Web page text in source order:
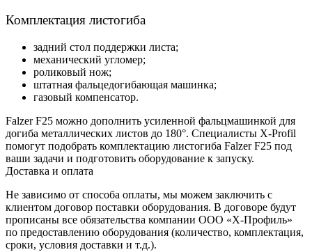
Комплектация листогиба
задний стол поддержки листа;
механический угломер;
роликовый нож;
штатная фальцедогибающая машинка;
газовый компенсатор.
Falzer F25 можно дополнить усиленной фальцмашинкой для
догиба металлических листов до 180°. Специалисты X-Profil
помогут подобрать комплектацию листогиба Falzer F25 под
ваши задачи и подготовить оборудование к запуску.
Доставка и оплата
Не зависимо от способа оплаты, мы можем заключить с
клиентом договор поставки оборудования. В договоре будут
прописаны все обязательства компании ООО «Х-Профиль»
по предоставлению оборудования (количество, комплектация,
сроки, условия доставки и т.д.).